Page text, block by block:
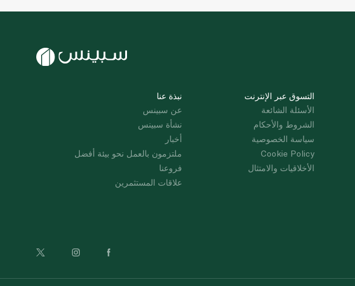
نبذة عنا
عن سبينس
نشأة سبينس
أخبار
ملتزمون بالعمل نحو بيئة أفضل
فروعنا
علاقات المستثمرين
التسوق عبر الإنترنت
الأسئلة الشائعة
الشروط والأحكام
سياسة الخصوصية
Cookie Policy
الأخلاقيات والامتثال